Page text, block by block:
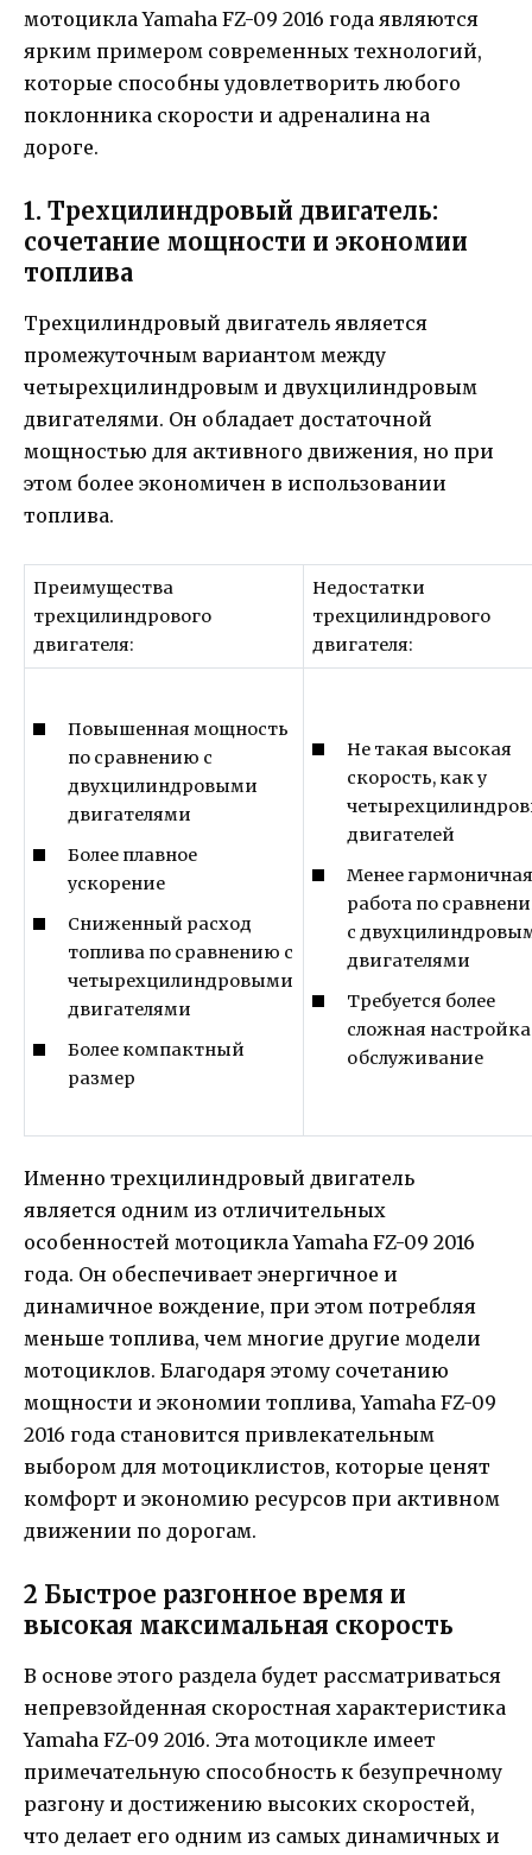
мотоцикла Yamaha FZ-09 2016 года являются
ярким примером современных технологий,
которые способны удовлетворить любого
поклонника скорости и адреналина на
дороге.
1. Трехцилиндровый двигатель:
сочетание мощности и экономии
топлива
Трехцилиндровый двигатель является
промежуточным вариантом между
четырехцилиндровым и двухцилиндровым
двигателями. Он обладает достаточной
мощностью для активного движения, но при
этом более экономичен в использовании
топлива.
Преимущества
трехцилиндрового
двигателя:
Недостатки
трехцилиндрового
двигателя:
Повышенная мощность
по сравнению с
двухцилиндровыми
двигателями
Более плавное
ускорение
Сниженный расход
топлива по сравнению с
четырехцилиндровыми
двигателями
Более компактный
размер
Не такая высокая
скорость, как у
двигателей
Менее гармоничная
работа по
с
двигателями
Требуется более
сложная
обслуживание
Именно трехцилиндровый двигатель
является одним из отличительных
особенностей мотоцикла Yamaha FZ-09 2016
года. Он обеспечивает энергичное и
динамичное вождение, при этом потребляя
меньше топлива, чем многие другие модели
мотоциклов. Благодаря этому сочетанию
мощности и экономии топлива, Yamaha FZ-09
2016 года становится привлекательным
выбором для мотоциклистов, которые ценят
комфорт и экономию ресурсов при активном
движении по дорогам.
2 Быстрое разгонное время и
высокая максимальная скорость
В основе этого раздела будет рассматриваться
непревзойденная скоростная характеристика
Yamaha FZ-09 2016. Эта мотоцикле имеет
примечательную способность к безупречному
разгону и достижению высоких скоростей,
что делает его одним из самых динамичных и